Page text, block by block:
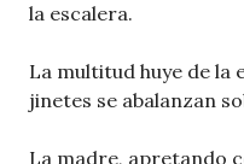
la escalera.
La multitud huye de la
jinetes se abalanzan
La madre, apretando